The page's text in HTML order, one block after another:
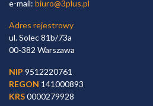
e-mail: biuro@3plus.pl
Adres rejestrowy
ul. Solec 81b/73a
00-382 Warszawa
NIP 9512220761
REGON 141000893
KRS0000279928